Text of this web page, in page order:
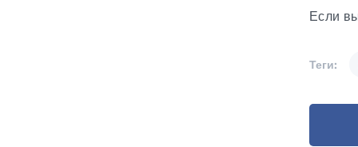
Если
Теги: